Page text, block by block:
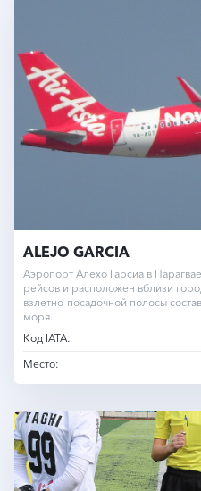
ALEJO GARCIA
Аэропорт Алехо Гарсиа в
рейсов и расположен вблизи
взлетно-посадочной полосы
моря.
Код IATA:
Место: